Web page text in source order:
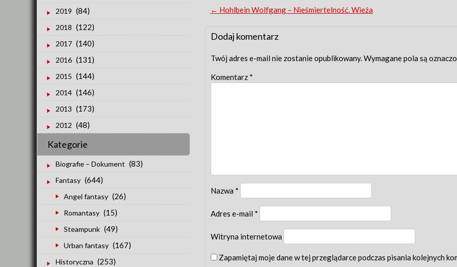
Post
navigation
← Hohlbein Wolfgang – Nieśmiertelność. Wieża
Dodaj komentarz
Twój adres e-mail nie zostanie opublikowany.Wymagane pola są
Komentarz *
Nazwa *
Adres e-mail *
Witryna internetowa
Zapamiętaj moje dane w tej przeglądarce podczas pisania kolejnych
2019 (84)
2018 (122)
2017 (140)
2016 (131)
2015 (144)
2014 (146)
2013 (173)
2012 (48)
Kategorie
Biografie – Dokument (83)
Fantasy (644)
Angel fantasy (26)
Romantasy (15)
Steampunk (49)
Urban fantasy (167)
Historyczna (253)